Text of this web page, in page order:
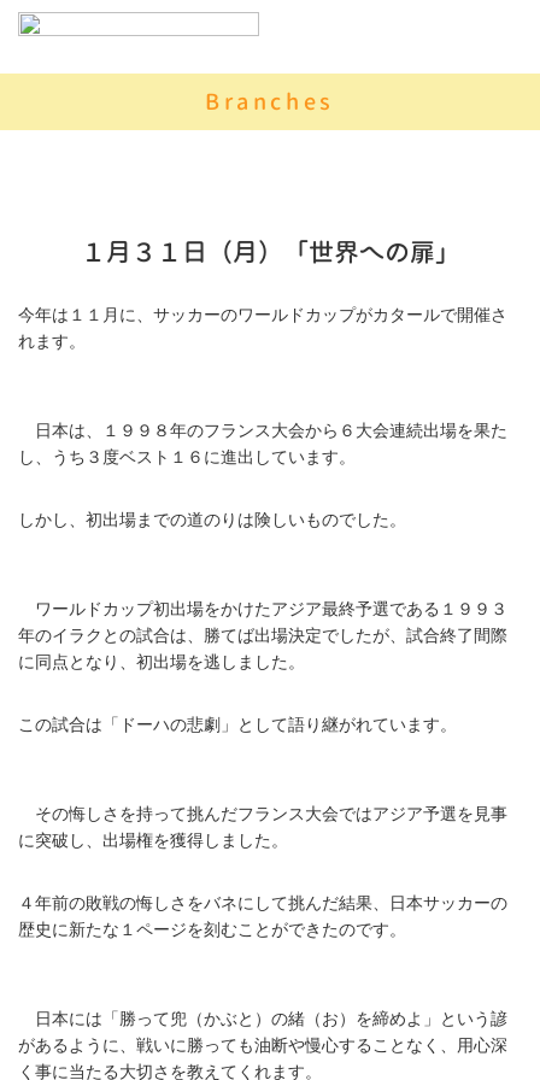
Branches
１月３１日（月）「世界への扉」
今年は１１月に、サッカーのワールドカップがカタールで開催さ
れます。
日本は、１９９８年のフランス大会から６大会連続出場を果た
し、うち３度ベスト１６に進出しています。
しかし、初出場までの道のりは険しいものでした。
ワールドカップ初出場をかけたアジア最終予選である１９９３
年のイラクとの試合は、勝てば出場決定でしたが、試合終了間際
に同点となり、初出場を逃しました。
この試合は「ドーハの悲劇」として語り継がれています。
その悔しさを持って挑んだフランス大会ではアジア予選を見事
に突破し、出場権を獲得しました。
４年前の敗戦の悔しさをバネにして挑んだ結果、日本サッカーの
歴史に新たな１ページを刻むことができたのです。
日本には「勝って兜（かぶと）の緒（お）を締めよ」という諺
があるように、戦いに勝っても油断や慢心することなく、用心深
く事に当たる大切さを教えてくれます。